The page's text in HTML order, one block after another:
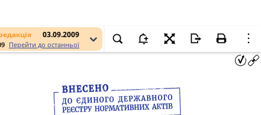
03.09.2009
Перейти до останньої